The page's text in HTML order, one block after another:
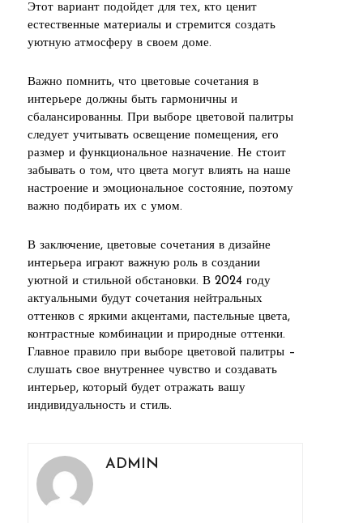
Этот вариант подойдет для тех, кто ценит
естественные материалы и стремится создать
уютную атмосферу в своем доме.
Важно помнить, что цветовые сочетания в
интерьере должны быть гармоничны и
сбалансированны. При выборе цветовой палитры
следует учитывать освещение помещения, его
размер и функциональное назначение. Не стоит
забывать о том, что цвета могут влиять на наше
настроение и эмоциональное состояние, поэтому
важно подбирать их с умом.
В заключение, цветовые сочетания в дизайне
интерьера играют важную роль в создании
уютной и стильной обстановки. В 2024 году
актуальными будут сочетания нейтральных
оттенков с яркими акцентами, пастельные цвета,
контрастные комбинации и природные оттенки.
Главное правило при выборе цветовой палитры –
слушать свое внутреннее чувство и создавать
интерьер, который будет отражать вашу
индивидуальность и стиль.
ADMIN